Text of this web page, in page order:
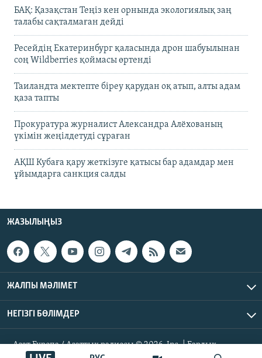
БАҚ: Қазақстан Теңіз кен орнында экологиялық заң
талабы сақталмаған дейді
Ресейдің Екатеринбург қаласында дрон шабуылынан
соң Wildberries қоймасы өртенді
Таиландта мектепте біреу қарудан оқ атып, алты адам
қаза тапты
Прокуратура журналист Александра Алёхованың
үкімін жеңілдетуді сұраған
АҚШ Кубаға қару жеткізуге қатысы бар адамдар мен
ұйымдарға санкция салды
ЖАЗЫЛЫҢЫЗ
ЖАЛПЫ МӘЛІМЕТ
НЕГІЗГІ БӨЛІМДЕР
Азат Еуропа / Азаттық радиосы © 2026, Inc. | Барлық